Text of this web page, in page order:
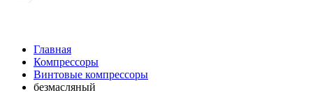
Главная
Компрессоры
Винтовые компрессоры
безмасляный